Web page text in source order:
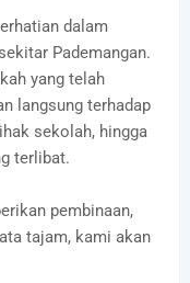
dalam
Pademangan.
yang telah
langsung terhadap
sekolah, hingga
terlibat.
pembinaan,
tajam, kami akan